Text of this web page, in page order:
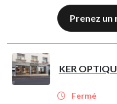
Prenez un
KER
Fermé